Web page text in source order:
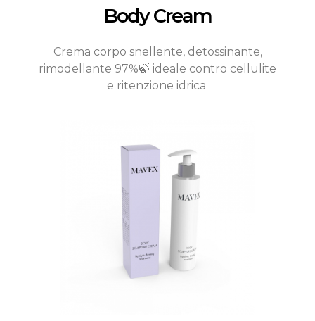
Body Cream
Crema corpo snellente, detossinante,
rimodellante 97%🍃 ideale contro cellulite
e ritenzione idrica